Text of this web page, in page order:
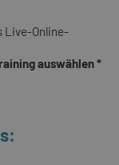
Live-Online-
auswählen *